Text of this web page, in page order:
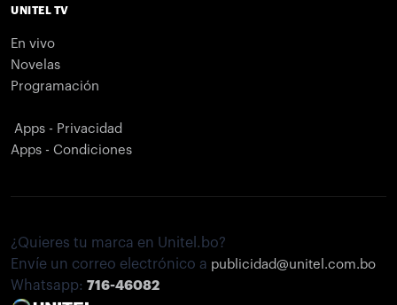
UNITEL TV
En vivo
Novelas
Programación
Apps - Privacidad
Apps - Condiciones
¿Quieres tu marca en Unitel.bo?
Envíe un correo electrónico a publicidad@unitel.com.bo
Whatsapp: 716-46082